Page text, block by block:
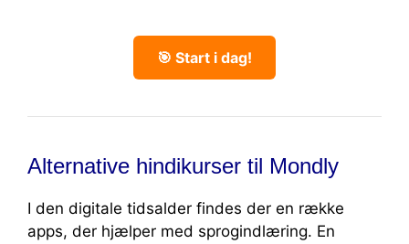
🎯 Start i dag!
Alternative hindikurser til Mondly
I den digitale tidsalder findes der en række
apps, der hjælper med sprogindlæring. En